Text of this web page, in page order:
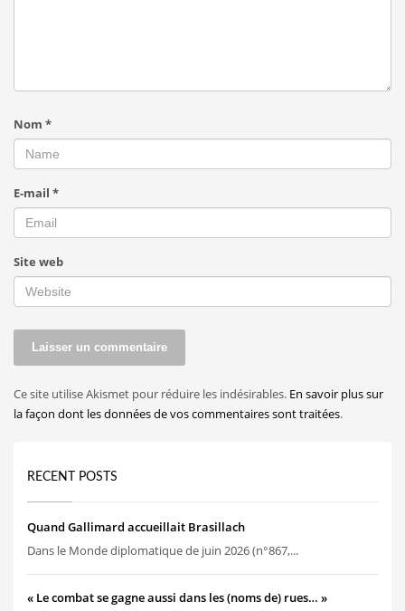
Nom *
E-mail *
Site web
Ce site utilise Akismet pour réduire les indésirables. En savoir plus sur
la façon dont les données de vos commentaires sont traitées.
RECENT POSTS
Quand Gallimard accueillait Brasillach
Dans le Monde diplomatique de juin 2026 (n°867,...
« Le combat se gagne aussi dans les (noms de) rues… »